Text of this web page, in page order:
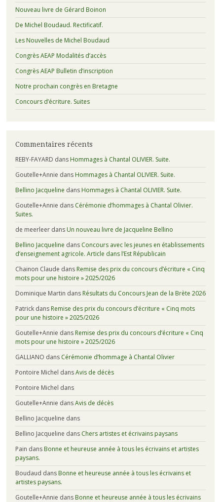
Nouveau livre de Gérard Boinon
De Michel Boudaud. Rectificatif.
Les Nouvelles de Michel Boudaud
Congrès AEAP Modalités d’accès
Congrès AEAP Bulletin d’inscription
Notre prochain congrès en Bretagne
Concours d’écriture. Suites
Commentaires récents
REBY-FAYARD dans Hommages à Chantal OLIVIER. Suite.
Goutelle+Annie dans Hommages à Chantal OLIVIER. Suite.
Bellino Jacqueline dans Hommages à Chantal OLIVIER. Suite.
Goutelle+Annie dans Cérémonie d’hommages à Chantal Olivier.
Suites.
de meerleerdans Un nouveau livre de Jacqueline Bellino
Bellino Jacqueline dans Concours avec les jeunes en établissements
d’enseignement agricole. Article dans l’Est Républicain
Chainon Claude dans Remise des prix du concours d’écriture « Cinq
mots pour une histoire » 2025/2026
Dominique Martin dans Résultats du Concours Jean de la Brète 2026
Patrickdans Remise des prix du concours d’écriture « Cinq mots
pour une histoire » 2025/2026
Goutelle+Annie dans Remise des prix du concours d’écriture « Cinq
mots pour une histoire » 2025/2026
GALLIANO dans Cérémonie d’hommage à Chantal Olivier
Pontoire Michel dansAvis de décès
Pontoire Michel dans
Goutelle+Annie dansAvis de décès
Bellino Jacqueline dans
Bellino Jacqueline dans Chers artistes et écrivains paysans
Pain dans Bonne et heureuse année à tous les écrivains et artistes
paysans.
Boudaud dans Bonne et heureuse année à tous les écrivains et
artistes paysans.
Goutelle+Annie dans Bonne et heureuse année à tous les écrivains